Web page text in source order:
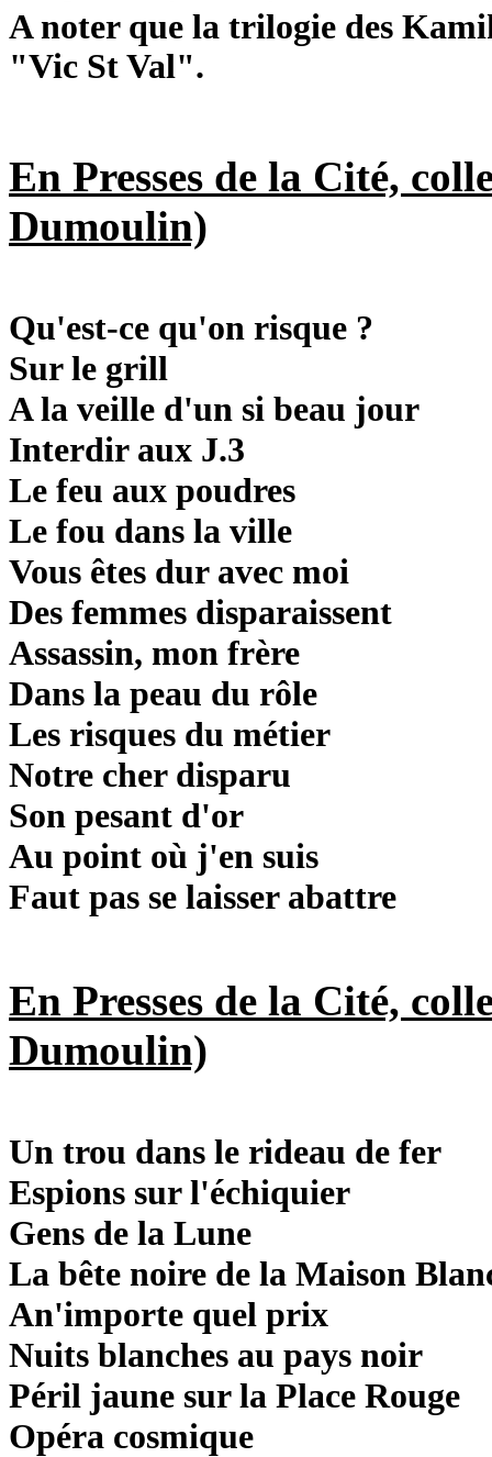
A noter que la trilogie des
"Vic St Val".
En Presses de la Cité,
Dumoulin)
Qu'est-ce qu'on risque ?
Sur le grill
A la veille d'un si beau jour
Interdir aux J.3
Le feu aux poudres
Le fou dans la ville
Vous êtes dur avec moi
Des femmes disparaissent
Assassin, mon frère
Dans la peau du rôle
Les risques du métier
Notre cher disparu
Son pesant d'or
Au point où j'en suis
Faut pas se laisser abattre
En Presses de la Cité,
Dumoulin)
Un trou dans le rideau de fer
Espions sur l'échiquier
Gens de la Lune
La bête noire de la Maison
An'importe quel prix
Nuits blanches au pays noir
Péril jaune sur la Place Rouge
Opéra cosmique